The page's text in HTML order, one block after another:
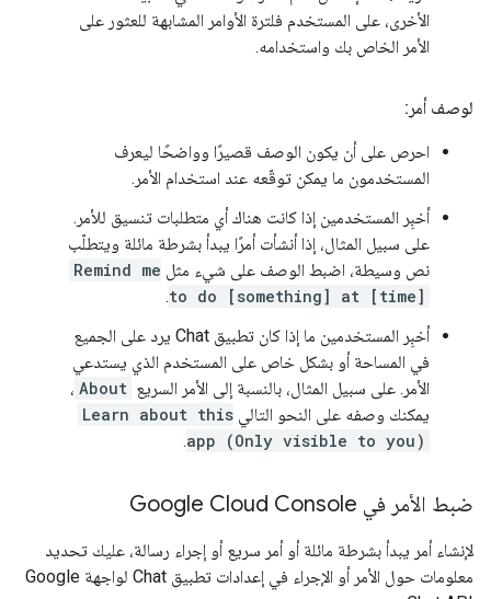
الأخرى، على المستخدم فلترة الأوامر المشابهة للعثور على
الأمر الخاص بك واستخدامه.
لوصف أمر:
احرص على أن يكون الوصف قصيرًا وواضحًا ليعرف
المستخدمون ما يمكن توقّعه عند استخدام الأمر.
أخبِر المستخدمين إذا كانت هناك أي متطلبات تنسيق للأمر.
على سبيل المثال، إذا أنشأت أمرًا يبدأ بشرطة مائلة ويتطلّب
نص وسيطة، اضبط الوصف على شيء مثل Remind me
to do [something] at [time]
.
أخبِر المستخدمين ما إذا كان تطبيق Chat يرد على الجميع
في المساحة أو بشكل خاص على المستخدم الذي يستدعي
الأمر. على سبيل المثال، بالنسبة إلى الأمر السريع About ،
يمكنك وصفه على النحو التالي Learn about this
app (Only visible to you)
.
ضبط الأمر في Google Cloud Console
لإنشاء أمر يبدأ بشرطة مائلة أو أمر سريع أو إجراء رسالة، عليك تحديد
معلومات حول الأمر أو الإجراء في إعدادات تطبيق Chat لواجهة Google